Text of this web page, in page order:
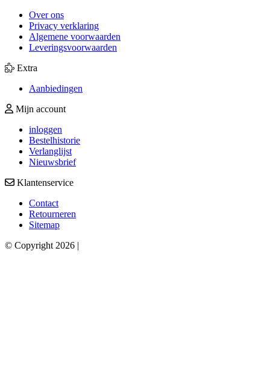
Over ons
Privacy verklaring
Algemene voorwaarden
Leveringsvoorwaarden
Extra
Aanbiedingen
Mijn account
inloggen
Bestelhistorie
Verlanglijst
Nieuwsbrief
Klantenservice
Contact
Retourneren
Sitemap
© Copyright 2026 |